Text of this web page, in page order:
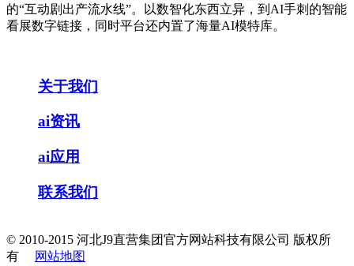
的“互动剧出产流水线”。以数智化东西立异，到AI手刺的智能
看展数字链接，同时平台还内置了海量AI模特库。
关于我们
ai资讯
ai应用
联系我们
© 2010-2015 河北J9直营集团官方网站科技有限公司 版权所
有
网站地图